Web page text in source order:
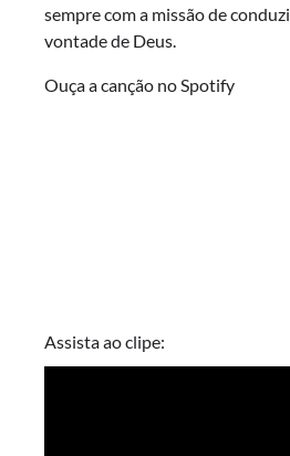
sempre com a missão de
vontade de Deus.
Ouça a canção no Spotify
Assista ao clipe: